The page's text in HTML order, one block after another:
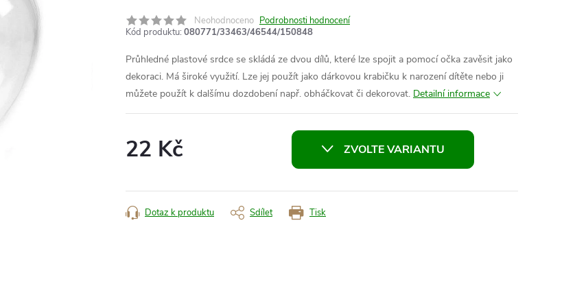
Neohodnoceno Podrobnosti hodnocení
Kód produktu: 080771/33463/46544/150848
Průhledné plastové srdce se skládá ze dvou dílů, které lze spojit a pomocí očka zavěsit jako
dekoraci. Má široké využití. Lze jej použít jako dárkovou krabičku k narození dítěte nebo ji
můžete použít k dalšímu dozdobení např. obháčkovat či dekorovat. Detailní informace
22 Kč ZVOLTE VARIANTU
Tisk
Dotaz k produktu Sdílet